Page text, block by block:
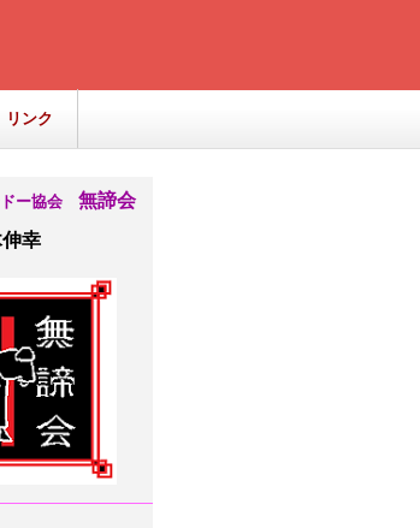
リンク
ー協会 無諦会
幸